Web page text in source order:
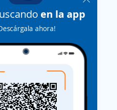
en la app
ahora!